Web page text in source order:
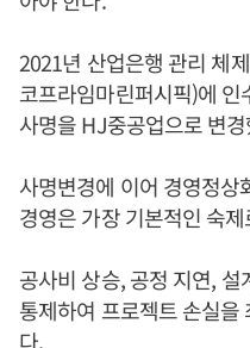
2021년 산업은행 관리 체
코프라임마린퍼시픽)에
사명을 HJ중공업으로 변
사명변경에 이어 경영정상
경영은 가장 기본적인 숙
공사비 상승, 공정 지연,
통제하여 프로젝트 손실을
다.